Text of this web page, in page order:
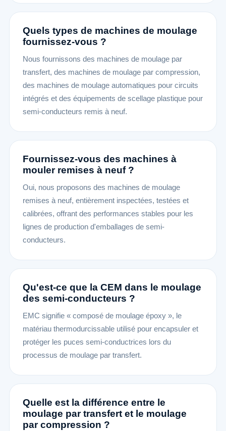
Quels types de machines de moulage
fournissez-vous ?
Nous fournissons des machines de moulage par
transfert, des machines de moulage par compression,
des machines de moulage automatiques pour circuits
intégrés et des équipements de scellage plastique pour
semi-conducteurs remis à neuf.
Fournissez-vous des machines à
mouler remises à neuf ?
Oui, nous proposons des machines de moulage
remises à neuf, entièrement inspectées, testées et
calibrées, offrant des performances stables pour les
lignes de production d'emballages de semi-
conducteurs.
Qu'est-ce que la CEM dans le moulage
des semi-conducteurs ?
EMC signifie « composé de moulage époxy », le
matériau thermodurcissable utilisé pour encapsuler et
protéger les puces semi-conductrices lors du
processus de moulage par transfert.
Quelle est la différence entre le
moulage par transfert et le moulage
par compression ?